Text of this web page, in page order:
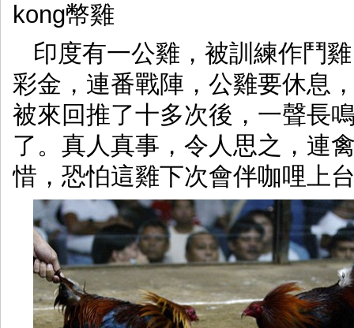
kong幣雞
印度有一公雞，被訓練作鬥
彩金，連番戰陣，公雞要休息
被來回推了十多次後，一聲長
了。真人真事，令人思之，連
惜，恐怕這雞下次會伴咖哩上